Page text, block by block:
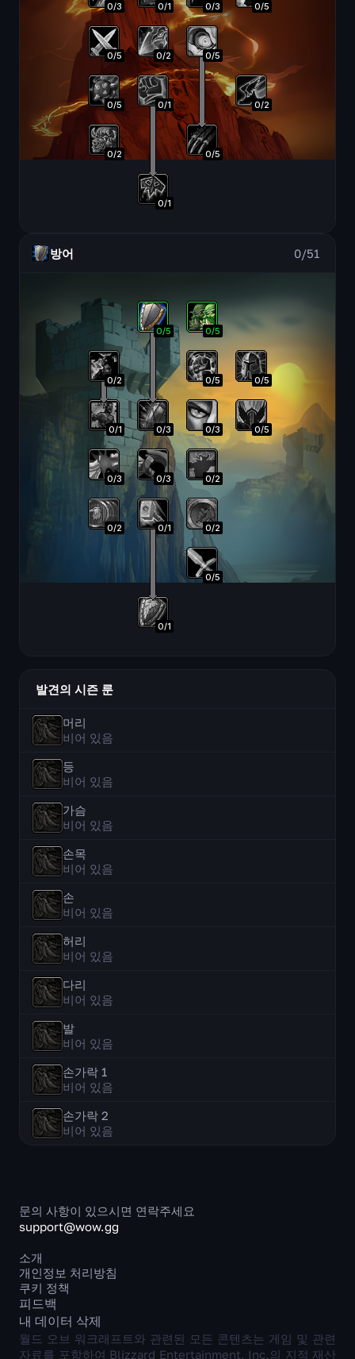
0/3 0/1 0/3 0/5
0/5 0/2 0/5
0/5 0/1 0/2
0/2 0/5
0/1
방어 0/51
0/5 0/5
0/2 0/5 0/5
0/1 0/3 0/3 0/5
0/3 0/3 0/2
0/2 0/1 0/2
0/5
0/1
발견의 시즌 룬
머리
비어 있음
등
비어 있음
가슴
비어 있음
손목
비어 있음
손
비어 있음
허리
비어 있음
다리
비어 있음
발
비어 있음
손가락 1
비어 있음
손가락 2
비어 있음
문의 사항이 있으시면 연락주세요
support@wow.gg
소개
개인정보 처리방침
쿠키 정책
피드백
내 데이터 삭제
월드 오브 워크래프트와 관련된 모든 콘텐츠는 게임 및 관련
자료를 포함하여 Blizzard Entertainment, Inc.의 지적 재산